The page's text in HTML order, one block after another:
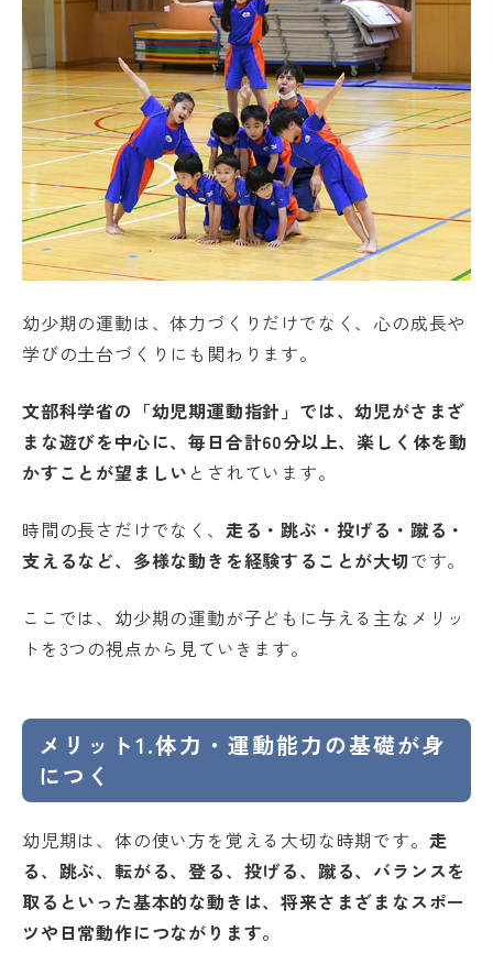
幼少期の運動は、体力づくりだけでなく、心の成長や
学びの土台づくりにも関わります。
文部科学省の「幼児期運動指針」では、幼児がさまざ
まな遊びを中心に、毎日合計60分以上、楽しく体を動
かすことが望ましい とされています。
時間の長さだけでなく、 走る・跳ぶ・投げる・蹴る・
支えるなど、多様な動きを経験することが大切です。
ここでは、幼少期の運動が子どもに与える主なメリッ
トを3つの視点から見ていきます。
メリット1.体力・運動能力の基礎が身
につく
幼児期は、体の使い方を覚える大切な時期です。 走
る、跳ぶ、転がる、登る、投げる、蹴る、バランスを
取るといった基本的な動きは、将来さまざまなスポー
ツや日常動作につながります。